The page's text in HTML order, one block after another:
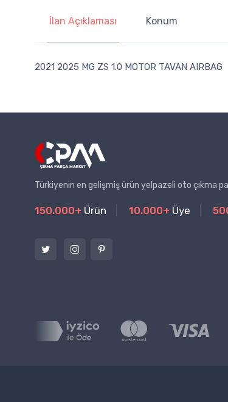
İlan Açıklaması Konum
2021 2025 MG ZS 1.0 MOTOR TAVAN AIRBAG
Türkiyenin en gelişmiş ürün yelpazeli oto çıkma
150.000+ Ürün 10.000+ Üye